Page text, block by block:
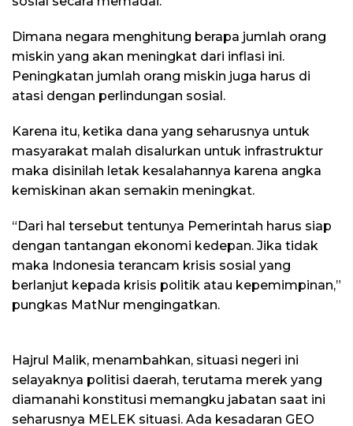
Dimana negara menghitung berapa jumlah orang
miskin yang akan meningkat dari inflasi ini.
Peningkatan jumlah orang miskin juga harus di
atasi dengan perlindungan sosial.
Karena itu, ketika dana yang seharusnya untuk
masyarakat malah disalurkan untuk infrastruktur
maka disinilah letak kesalahannya karena angka
kemiskinan akan semakin meningkat.
“Dari hal tersebut tentunya Pemerintah harus siap
dengan tantangan ekonomi kedepan. Jika tidak
maka Indonesia terancam krisis sosial yang
berlanjut kepada krisis politik atau kepemimpinan,”
pungkas MatNur mengingatkan.
Hajrul Malik, menambahkan, situasi negeri ini
selayaknya politisi daerah, terutama merek yang
diamanahi konstitusi memangku jabatan saat ini
seharusnya MELEK situasi. Ada kesadaran GEO